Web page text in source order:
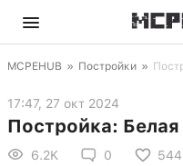
MCPEHUB » Постройки »
17:47, 27 окт 2024
Постройка: Белая
6.2K 0 544